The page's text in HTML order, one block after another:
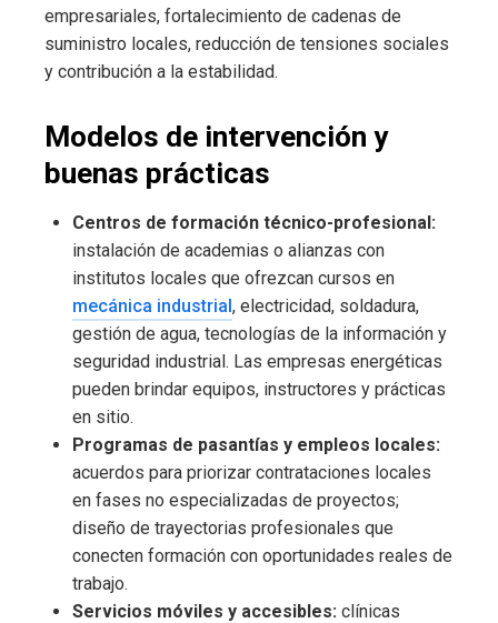
empresariales, fortalecimiento de cadenas de
suministro locales, reducción de tensiones sociales
y contribución a la estabilidad.
Modelos de intervención y
buenas prácticas
Centros de formación técnico-profesional:
instalación de academias o alianzas con
institutos locales que ofrezcan cursos en
mecánica industrial, electricidad, soldadura,
gestión de agua, tecnologías de la información y
seguridad industrial. Las empresas energéticas
pueden brindar equipos, instructores y prácticas
en sitio.
Programas de pasantías y empleos locales:
acuerdos para priorizar contrataciones locales
en fases no especializadas de proyectos;
diseño de trayectorias profesionales que
conecten formación con oportunidades reales de
trabajo.
Servicios móviles y accesibles: clínicas